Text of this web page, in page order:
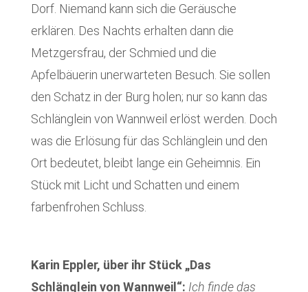
Dorf. Niemand kann sich die Geräusche
erklären. Des Nachts erhalten dann die
Metzgersfrau, der Schmied und die
Apfelbäuerin unerwarteten Besuch. Sie sollen
den Schatz in der Burg holen; nur so kann das
Schlänglein von Wannweil erlöst werden. Doch
was die Erlösung für das Schlänglein und den
Ort bedeutet, bleibt lange ein Geheimnis. Ein
Stück mit Licht und Schatten und einem
farbenfrohen Schluss.
Karin Eppler, über ihr Stück „Das
Schlänglein von Wannweil“: Ich finde das